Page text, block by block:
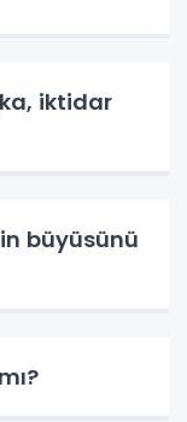
iktidar
büyüsünü